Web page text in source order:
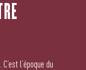
l’époque du